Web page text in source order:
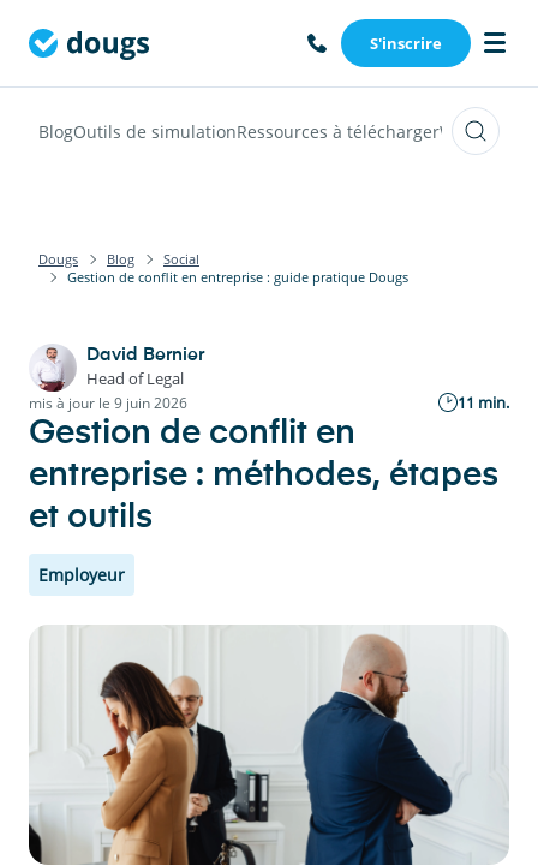
S'inscrire
BlogOutils de simulationRessources à téléchargerWebinars
Dougs Blog
Social
Gestion de conflit en entreprise : guide pratique Dougs
David Bernier
Head of Legal
mis à jour le 9 juin 2026 11 min.
Gestion de conflit en
entreprise : méthodes, étapes
et outils
Employeur